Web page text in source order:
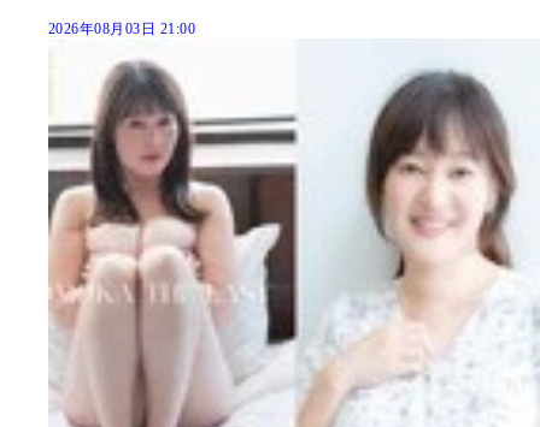
2026年08月03日 21:00